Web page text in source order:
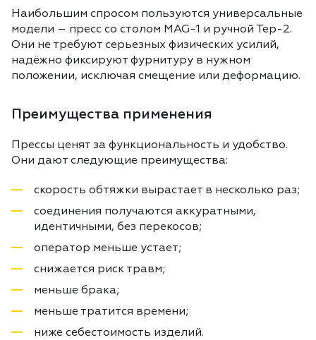
Наибольшим спросом пользуются универсальные
модели – пресс со столом MAG-1 и ручной Тер-2.
Они не требуют серьезных физических усилий,
надёжно фиксируют фурнитуру в нужном
положении, исключая смещение или деформацию.
Преимущества применения
Прессы ценят за функциональность и удобство.
Они дают следующие преимущества:
скорость обтяжки вырастает в несколько раз;
соединения получаются аккуратными,
идентичными, без перекосов;
оператор меньше устает;
снижается риск травм;
меньше брака;
меньше тратится времени;
ниже себестоимость изделий.